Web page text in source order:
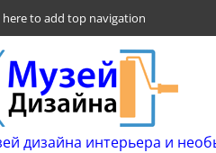
here to add top navigation
дизайна интерьера и